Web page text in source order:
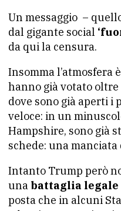
Un messaggio –
dal gigante social
da qui la censura.
Insomma l’atmosfera
hanno già votato
dove sono già aperti i
veloce: in un
Hampshire, sono già
schede: una
Intanto Trump però
una battaglia legale
posta che in alcuni